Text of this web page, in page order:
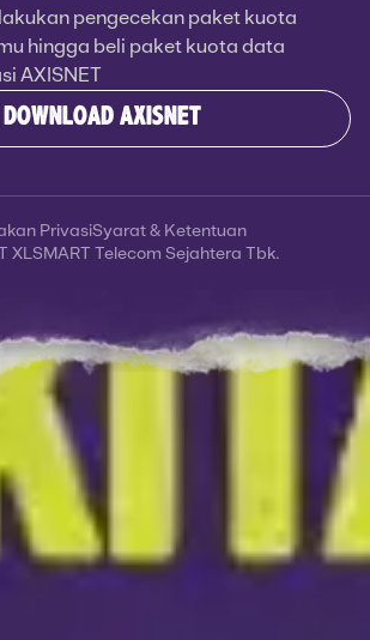
pengecekan paket kuota
hingga beli paket kuota data
AXISNET
DOWNLOAD AXISNET
XLSMART Telecom Sejahtera Tbk.
PrivasiSyarat & Ketentuan